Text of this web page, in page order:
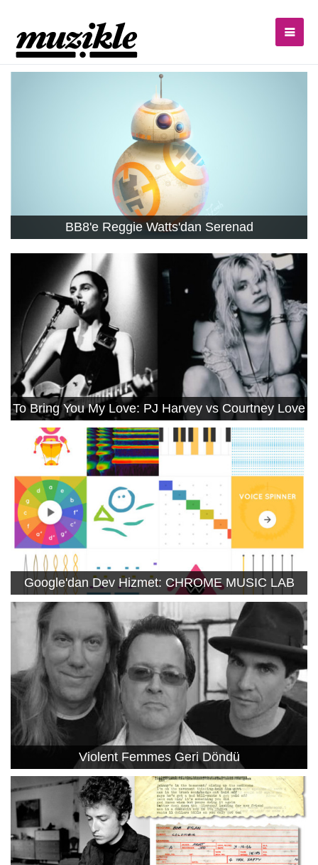
BB8'e Reggie Watts'dan Serenad
To Bring You My Love: PJ Harvey vs Courtney Love
Google'dan Dev Hizmet: CHROME MUSIC LAB
Violent Femmes Geri Döndü